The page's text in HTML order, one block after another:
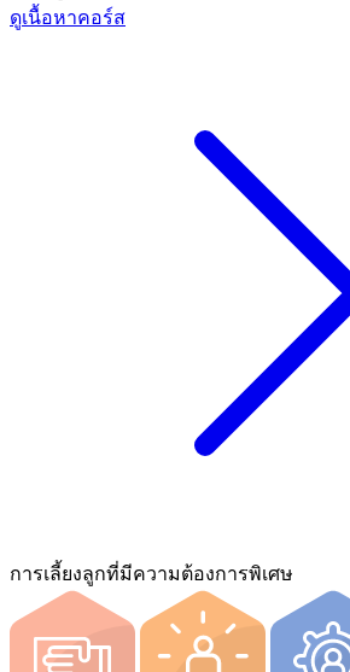
ดูเนื้อหาคอร์ส
การเลี้ยงลูกที่มีความต้องการพิเศษ